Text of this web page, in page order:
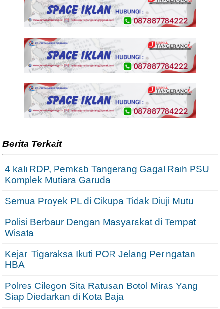
Berita Terkait
4 kali RDP, Pemkab Tangerang Gagal Raih PSU
Komplek Mutiara Garuda
Semua Proyek PL di Cikupa Tidak Diuji Mutu
Polisi Berbaur Dengan Masyarakat di Tempat
Wisata
Kejari Tigaraksa Ikuti POR Jelang Peringatan
HBA
Polres Cilegon Sita Ratusan Botol Miras Yang
Siap Diedarkan di Kota Baja